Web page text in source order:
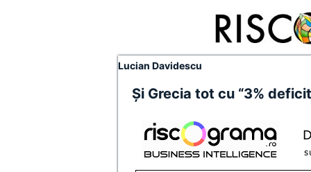
Lucian Davidescu
Și Grecia tot cu “3%